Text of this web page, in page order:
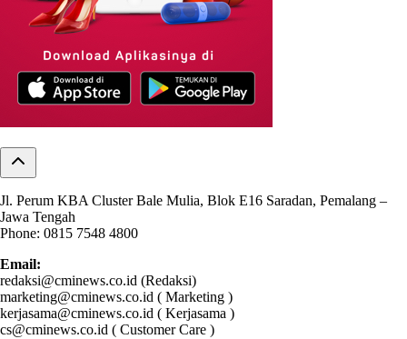
Jl. Perum KBA Cluster Bale Mulia, Blok E16 Saradan, Pemalang –
Jawa Tengah
Phone: 0815 7548 4800
Email:
redaksi@cminews.co.id (Redaksi)
marketing@cminews.co.id ( Marketing )
kerjasama@cminews.co.id ( Kerjasama )
cs@cminews.co.id ( Customer Care )